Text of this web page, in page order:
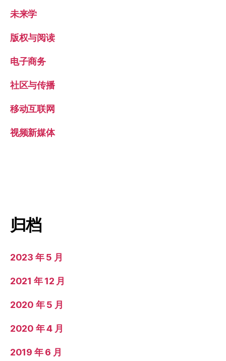
未来学
版权与阅读
电子商务
社区与传播
移动互联网
视频新媒体
归档
2023 年 5 月
2021 年 12 月
2020 年 5 月
2020 年 4 月
2019 年 6 月